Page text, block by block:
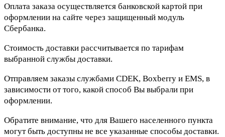
Оплата заказа осуществляется банковской картой при
оформлении на сайте через защищенный модуль
Сбербанка.
Стоимость доставки рассчитывается по тарифам
выбранной службы доставки.
Отправляем заказы службами CDEK, Boxberry и EMS, в
зависимости от того, какой способ Вы выбрали при
оформлении.
Обратите внимание, что для Вашего населенного пункта
могут быть доступны не все указанные способы доставки.